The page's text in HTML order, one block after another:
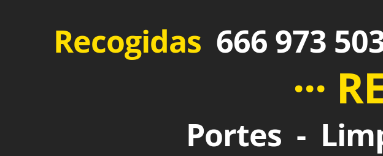
Recogidas 666 973
···
Portes -